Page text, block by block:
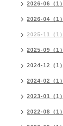
2026-06（1）
2026-04（1）
2025-11（1）
2025-09（1）
2024-12（1）
2024-02（1）
2023-01（1）
2022-08（1）